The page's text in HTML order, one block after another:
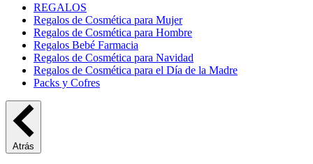
REGALOS
Regalos de Cosmética para Mujer
Regalos de Cosmética para Hombre
Regalos Bebé Farmacia
Regalos de Cosmética para Navidad
Regalos de Cosmética para el Día de la Madre
Packs y Cofres
Atrás